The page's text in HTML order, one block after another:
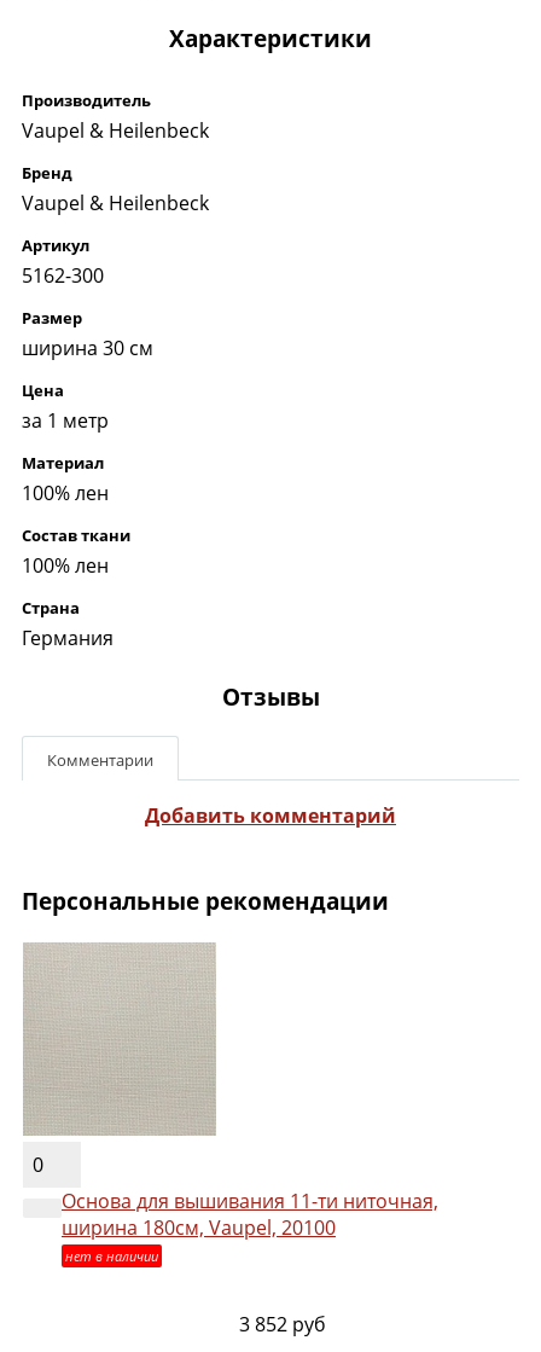
Характеристики
Производитель
Vaupel & Heilenbeck
Бренд
Vaupel & Heilenbeck
Артикул
5162-300
Размер
ширина 30 см
Цена
за 1 метр
Материал
100% лен
Состав ткани
100% лен
Страна
Германия
Отзывы
Комментарии
Добавить комментарий
Персональные рекомендации
0
Основа для вышивания 11-ти ниточная,
ширина 180см, Vaupel, 20100
нет в наличии
3 852 руб